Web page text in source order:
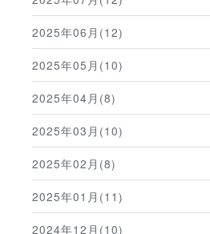
2025年06月(12)
2025年05月(10)
2025年04月(8)
2025年03月(10)
2025年02月(8)
2025年01月(11)
2024年12月(10)